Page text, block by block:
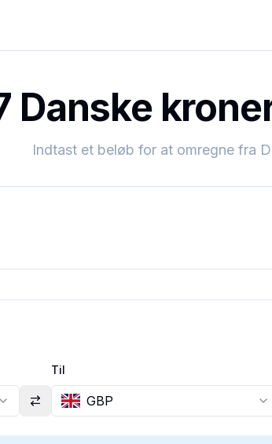
Danske
Indtast et beløb for at omregne fra
Til
GBP